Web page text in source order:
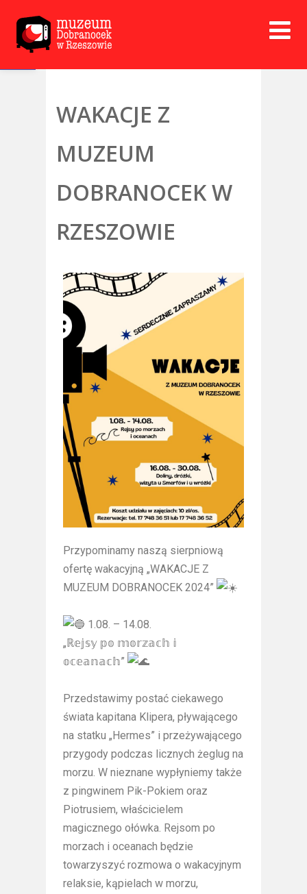
Open toolbar
WAKACJE Z
MUZEUM
DOBRANOCEK W
RZESZOWIE
Przypominamy naszą sierpniową
ofertę wakacyjną „WAKACJE Z
MUZEUM DOBRANOCEK 2024”
1.08. – 14.08.
„ℝ𝕖𝕛𝕤𝕪 𝕡𝕠 𝕞𝕠𝕣𝕫𝕒𝕔𝕙 𝕚
𝕠𝕔𝕖𝕒𝕟𝕒𝕔𝕙”
Przedstawimy postać ciekawego
świata kapitana Klipera, pływającego
na statku „Hermes” i przeżywającego
przygody podczas licznych żeglug na
morzu. W nieznane wypłyniemy także
z pingwinem Pik-Pokiem oraz
Piotrusiem, właścicielem
magicznego ołówka. Rejsom po
morzach i oceanach będzie
towarzyszyć rozmowa o wakacyjnym
relaksie, kąpielach w morzu,